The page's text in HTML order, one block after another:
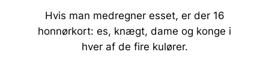
Hvis man medregner esset, er der 16
honnørkort: es, knægt, dame og konge i
hver af de fire kulører.